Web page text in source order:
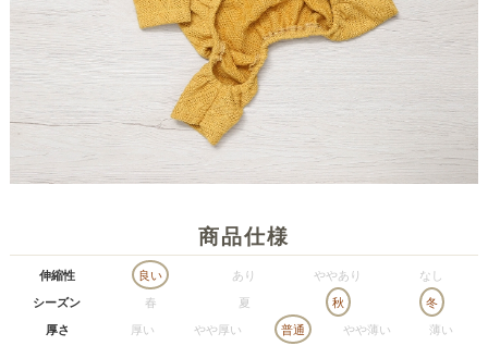
商品仕様
伸縮性 良い あり ややあり
なし
シーズン
春 夏 秋
冬
厚さ
厚い やや厚い 普通 やや薄い 薄い